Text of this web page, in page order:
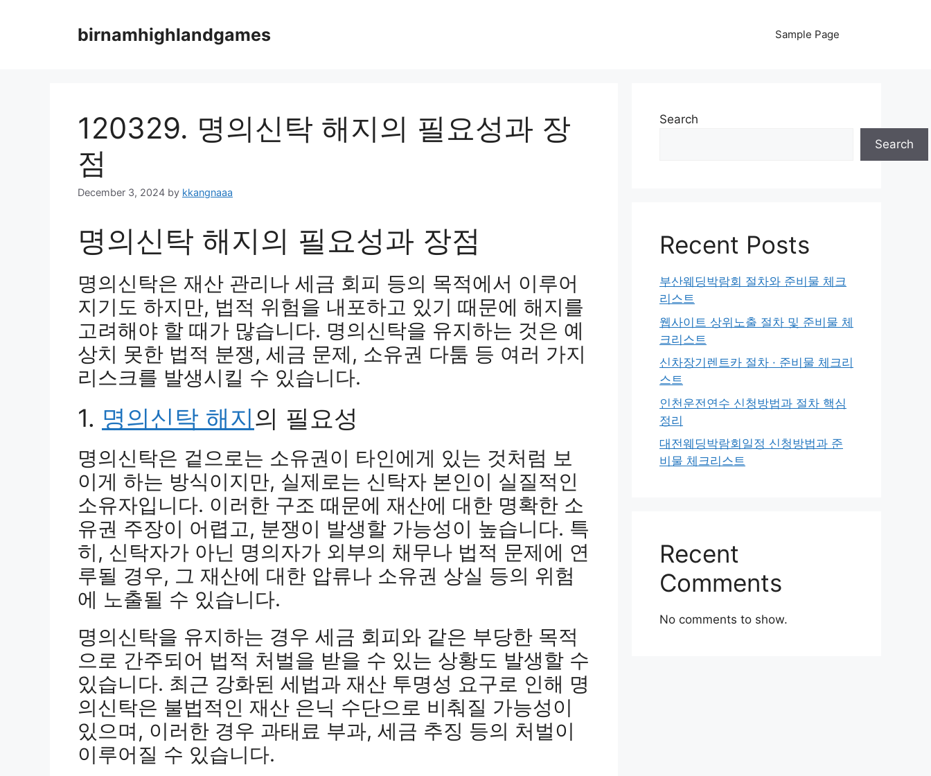
birnamhighlandgames Sample Page
120329. 명의신탁 해지의 필요성과 장
점
December 3, 2024 by kkangnaaa
명의신탁 해지의 필요성과 장점
명의신탁은 재산 관리나 세금 회피 등의 목적에서 이루어
지기도 하지만, 법적 위험을 내포하고 있기 때문에 해지를
고려해야 할 때가 많습니다. 명의신탁을 유지하는 것은 예
상치 못한 법적 분쟁, 세금 문제, 소유권 다툼 등 여러 가지
리스크를 발생시킬 수 있습니다.
1. 명의신탁 해지의 필요성
명의신탁은 겉으로는 소유권이 타인에게 있는 것처럼 보
이게 하는 방식이지만, 실제로는 신탁자 본인이 실질적인
소유자입니다. 이러한 구조 때문에 재산에 대한 명확한 소
유권 주장이 어렵고, 분쟁이 발생할 가능성이 높습니다. 특
히, 신탁자가 아닌 명의자가 외부의 채무나 법적 문제에 연
루될 경우, 그 재산에 대한 압류나 소유권 상실 등의 위험
에 노출될 수 있습니다.
명의신탁을 유지하는 경우 세금 회피와 같은 부당한 목적
으로 간주되어 법적 처벌을 받을 수 있는 상황도 발생할 수
있습니다. 최근 강화된 세법과 재산 투명성 요구로 인해 명
의신탁은 불법적인 재산 은닉 수단으로 비춰질 가능성이
있으며, 이러한 경우 과태료 부과, 세금 추징 등의 처벌이
이루어질 수 있습니다.
Search
Search
Recent Posts
부산웨딩박람회 절차와 준비물 체크
리스트
웹사이트 상위노출 절차 및 준비물 체
크리스트
신차장기렌트카 절차 · 준비물 체크리
스트
인천운전연수 신청방법과 절차 핵심
정리
대전웨딩박람회일정 신청방법과 준
비물 체크리스트
Recent
Comments
No comments to show.